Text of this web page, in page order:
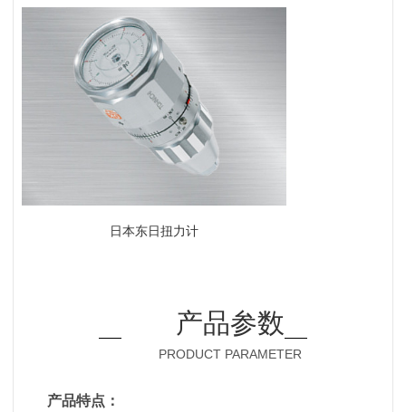
日本东日扭力计
产品参数
PRODUCT PARAMETER
产品特点：